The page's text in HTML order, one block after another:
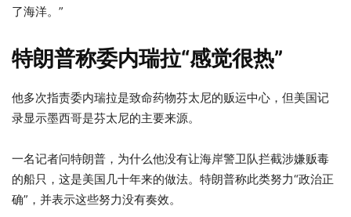
了海洋。”
特朗普称委内瑞拉“感觉很热”
他多次指责委内瑞拉是致命药物芬太尼的贩运中心，但美国记
录显示墨西哥是芬太尼的主要来源。
一名记者问特朗普，为什么他没有让海岸警卫队拦截涉嫌贩毒
的船只，这是美国几十年来的做法。特朗普称此类努力“政治正
确”，并表示这些努力没有奏效。